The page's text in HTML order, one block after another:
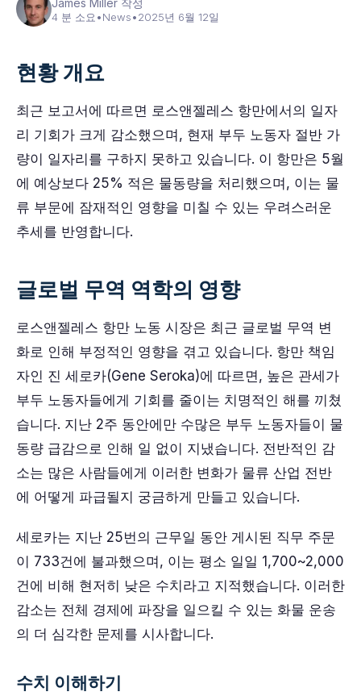
James Miller 작성
4 분 소요 •News•2025년 6월 12일
현황 개요
최근 보고서에 따르면 로스앤젤레스 항만에서의 일자
리 기회가 크게 감소했으며, 현재 부두 노동자 절반 가
량이 일자리를 구하지 못하고 있습니다. 이 항만은 5월
에 예상보다 25% 적은 물동량을 처리했으며, 이는 물
류 부문에 잠재적인 영향을 미칠 수 있는 우려스러운
추세를 반영합니다.
글로벌 무역 역학의 영향
로스앤젤레스 항만 노동 시장은 최근 글로벌 무역 변
화로 인해 부정적인 영향을 겪고 있습니다. 항만 책임
자인 진 세로카(Gene Seroka)에 따르면, 높은 관세가
부두 노동자들에게 기회를 줄이는 치명적인 해를 끼쳤
습니다. 지난 2주 동안에만 수많은 부두 노동자들이 물
동량 급감으로 인해 일 없이 지냈습니다. 전반적인 감
소는 많은 사람들에게 이러한 변화가 물류 산업 전반
에 어떻게 파급될지 궁금하게 만들고 있습니다.
세로카는 지난 25번의 근무일 동안 게시된 직무 주문
이 733건에 불과했으며, 이는 평소 일일 1,700~2,000
건에 비해 현저히 낮은 수치라고 지적했습니다. 이러한
감소는 전체 경제에 파장을 일으킬 수 있는 화물 운송
의 더 심각한 문제를 시사합니다.
수치 이해하기